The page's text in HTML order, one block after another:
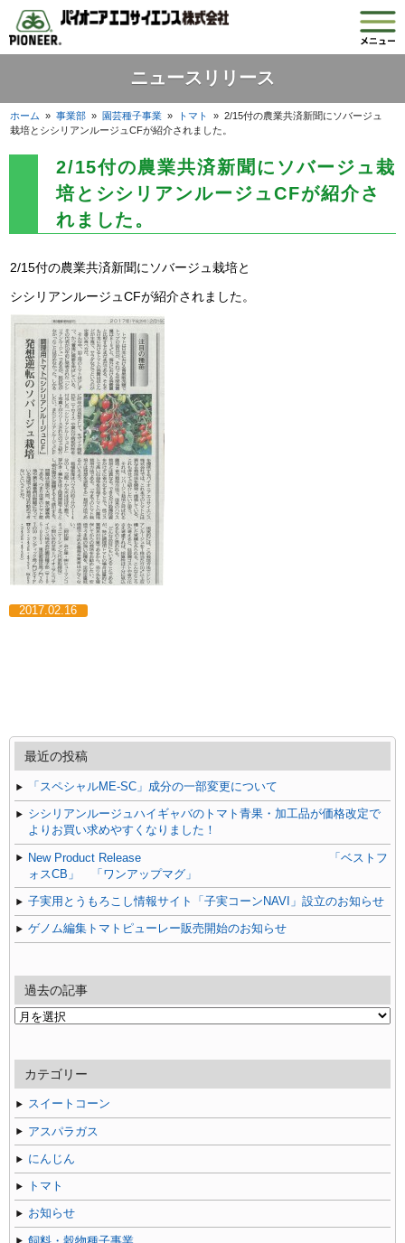
ニュースリリース
ホーム »事業部 »園芸種子事業 » トマト »2/15付の農業共済新聞にソバージュ
栽培とシシリアンルージュCFが紹介されました。
2/15付の農業共済新聞にソバージュ栽
培とシシリアンルージュCFが紹介さ
れました。
2/15付の農業共済新聞にソバージュ栽培と
シシリアンルージュCFが紹介されました。
2017.02.16
最近の投稿
「スペシャルME-SC」成分の一部変更について
シシリアンルージュハイギャバのトマト青果・加工品が価格改定で
よりお買い求めやすくなりました！
New Product Release 「ベストフ
ォスCB」 「ワンアップマグ」
子実用とうもろこし情報サイト「子実コーンNAVI」設立のお知らせ
ゲノム編集トマトピューレー販売開始のお知らせ
過去の記事
過
記
事
カテゴリー
スイートコーン
アスパラガス
にんじん
トマト
お知らせ